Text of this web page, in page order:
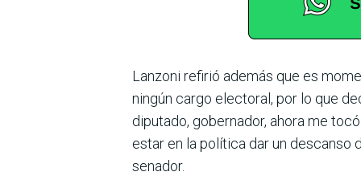
Lanzoni refirió además que es
ningún cargo electoral, por lo que
diputado, gobernador, ahora me
estar en la política dar un descanso
senador.